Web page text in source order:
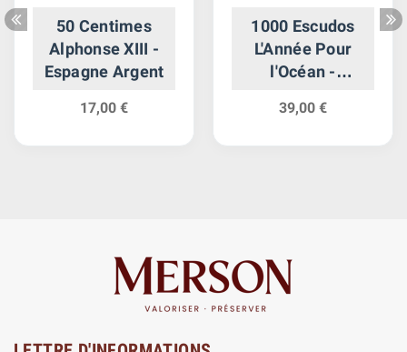
50 Centimes
Alphonse XIII -
Espagne Argent
17,00 €
1000 Escudos
L'Année Pour
l'Océan -
39,00 €